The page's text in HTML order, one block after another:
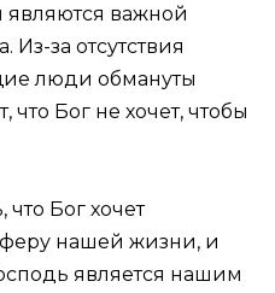
являются важной
за отсутствия
люди обмануты
Бог не хочет, чтобы
Бог хочет
нашей жизни, и
является нашим